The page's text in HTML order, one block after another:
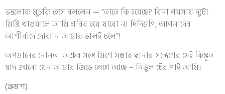
ভদ্রলোক মুচকি হেসে বললেন — “তাতে কি হয়েছে? বিনা পয়সায় দুটো
মিষ্টি খাওয়ালে আমি গরিব হয়ে যাবো না দিদিমণি, আপনাদের
আশীর্বাদে দোকান আমার ভালই চলে”!
অপমানের নোনতা অশ্রুর সঙ্গে মিশে সস্তার ছানার সন্দেশের সেই কিম্ভূত
স্বাদ এখনো যেন আমার জিভে লেগে আছে – নির্ভুল টের পাই আমি।
(ক্রমশ)